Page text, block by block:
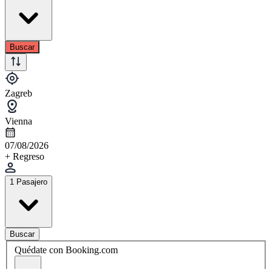
Buscar
Zagreb
Vienna
07/08/2026
+ Regreso
1 Pasajero
Buscar
Quédate con Booking.com